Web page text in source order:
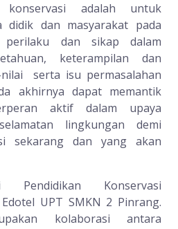
konservasi adalah untuk
didik dan masyarakat pada
perilaku dan sikap dalam
keterampilan dan
serta isu permasalahan
akhirnya dapat memantik
aktif dalam upaya
lingkungan demi
sekarang dan yang akan
Pendidikan Konservasi
UPT SMKN 2 Pinrang.
kolaborasi antara